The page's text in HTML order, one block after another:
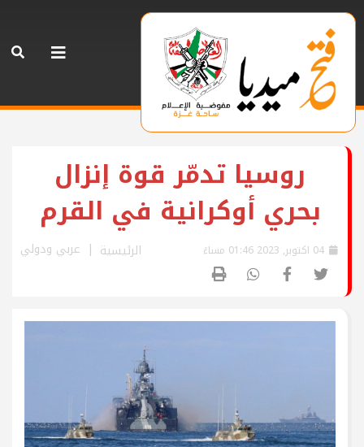
روسيا تدمّر قوة إنزال
بحري أوكرانية في القرم
الرئيسية عربي ودولي